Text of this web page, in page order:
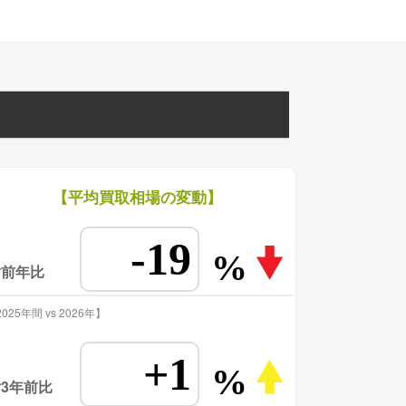
【平均買取相場の変動】
年比 -19 %
年間 vs 2026年】
年前比 +1 %